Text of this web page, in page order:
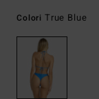
Colori True Blue